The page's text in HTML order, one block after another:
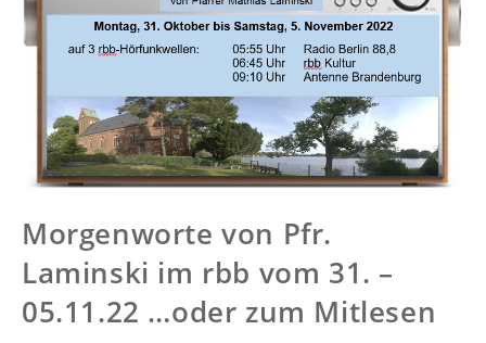
Morgenworte von Pfr.
Laminski im rbb vom 31. –
05.11.22 …oder zum Mitlesen